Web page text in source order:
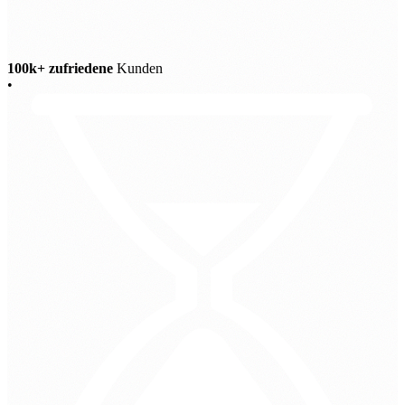
100k+ zufriedene Kunden
•